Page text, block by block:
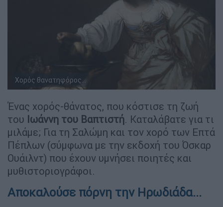
Χορός θανατηφόρος...
Ένας χορός-θάνατος, που κόστισε τη ζωή
του Ιωάννη του Βαπτιστή. Καταλάβατε για τι
μιλάμε; Για τη Σαλώμη και τον χορό των Επτά
Πέπλων (σύμφωνα με την εκδοχή του Όσκαρ
Ουάιλντ) που έχουν υμνήσει ποιητές και
μυθιστοριογράφοι.
Αποκαλούσε πόρνη την Ηρωδιάδα...